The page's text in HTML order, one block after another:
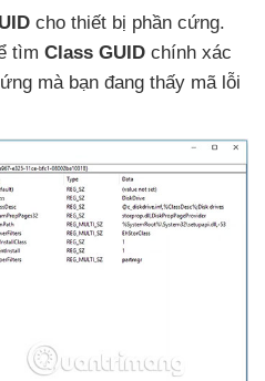
cho thiết bị phần cứng.
tìm Class GUID chính xác
mà bạn đang thấy mã lỗi